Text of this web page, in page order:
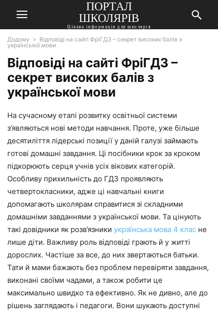
ПОРТАЛ
ШКОЛЯРІВ
Цікава інформація для школярів
Додому
Відповіді на сайті ФріГДЗ – секрет високих балів з
української мови
Відповіді на сайті ФріГДЗ –
секрет високих балів з
української мови
На сучасному етапі розвитку освітньої системи
з’являються нові методи навчання. Проте, уже більше
десятиліття лідерські позиції у даній галузі займають
готові домашні завдання. Ці посібники крок за кроком
підкорюють серця учнів усіх вікових категорій.
Особливу прихильність до ГДЗ проявляють
четвертокласники, адже ці навчальні книги
допомагають школярам справитися зі складними
домашніми завданнями з української мови. Та цінують
такі довідники як розв’язники українська мова 4 клас не
лише діти. Важливу роль відповіді грають й у житті
дорослих. Частіше за все, до них звертаються батьки.
Тати й мами бажають без проблем перевіряти завдання,
виконані своїми чадами, а також робити це
максимально швидко та ефективно. Як не дивно, але до
рішень заглядають і педагоги. Вони шукають доступні